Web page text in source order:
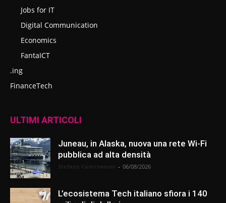
Jobs for IT
Digital Communication
Economics
FantaICT
.ing
FinanceTech
ULTIMI ARTICOLI
Juneau, in Alaska, nuova una rete Wi-Fi
pubblica ad alta densità
- 06/08/2026
L’ecosistema Tech italiano sfiora i 140